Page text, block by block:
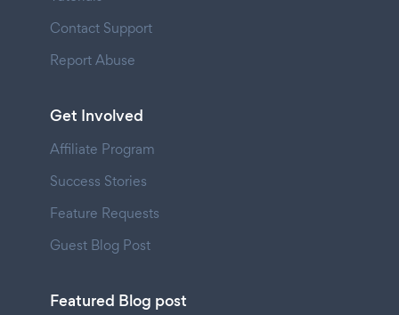
Contact Support
Report Abuse
Get Involved
Affiliate Program
Success Stories
Feature Requests
Guest Blog Post
Featured Blog post